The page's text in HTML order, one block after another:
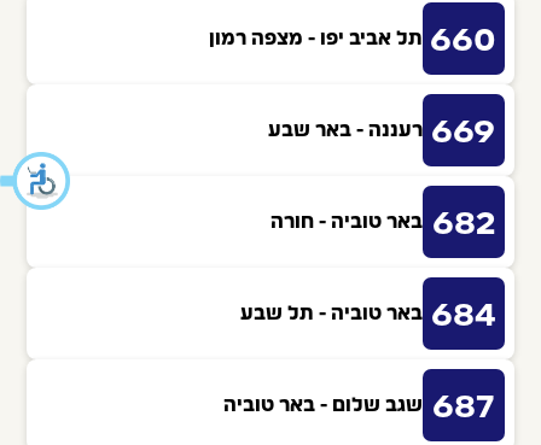
660 תל אביב יפו - מצפה רמון
669 רעננה - באר שבע
682 באר טוביה - חורה
684 באר טוביה - תל שבע
687 שגב שלום - באר טוביה